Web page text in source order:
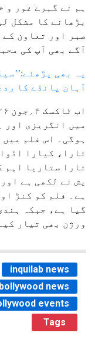
ہم نے گہرے غور و
بڑھانے کا مشکل
صبر اور تعاون کے
آگے بھی آپ کی
یہ بھی
آہان پانڈے کا
میں انگریزی اور
ہوگی۔ اس فلم
تارا، کیارا
تارا ستاریا اہم
یش نے لکھی ہے
ہے۔ فلم کو کنڑ
گیا ہے، جبکہ
ورژن بھی تیار
inquilab news
bollywood news
events
Tags